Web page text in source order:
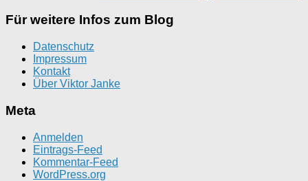
Für weitere Infos zum Blog
Datenschutz
Impressum
Kontakt
Über Viktor Janke
Meta
Anmelden
Eintrags-Feed
Kommentar-Feed
WordPress.org